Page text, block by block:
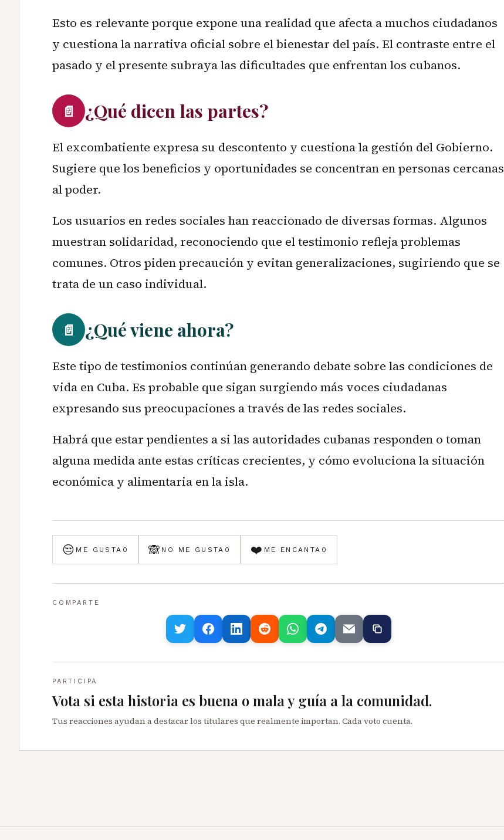
Esto es relevante porque expone una realidad que afecta a muchos ciudadanos
y cuestiona la narrativa oficial sobre el bienestar del país. El contraste entre el
pasado y el presente subraya las dificultades que enfrentan los cubanos.
📄 ¿Qué dicen las partes?
El excombatiente expresa su descontento y cuestiona la gestión del Gobierno.
Sugiere que los beneficios y oportunidades se concentran en personas cercanas
al poder.
Los usuarios en redes sociales han reaccionado de diversas formas. Algunos
muestran solidaridad, reconociendo que el testimonio refleja problemas
comunes. Otros piden precaución y evitan generalizaciones, sugiriendo que se
trata de un caso individual.
📄 ¿Qué viene ahora?
Este tipo de testimonios continúan generando debate sobre las condiciones de
vida en Cuba. Es probable que sigan surgiendo más voces ciudadanas
expresando sus preocupaciones a través de las redes sociales.
Habrá que estar pendientes a si las autoridades cubanas responden o toman
alguna medida ante estas críticas crecientes, y cómo evoluciona la situación
económica y alimentaria en la isla.
😒 ME GUSTA 0 🙈 NO ME GUSTA 0 ❤️ ME ENCANTA 0
COMPARTE
PARTICIPA
Vota si esta historia es buena o mala y guía a la comunidad.
Tus reacciones ayudan a destacar los titulares que realmente importan. Cada voto cuenta.